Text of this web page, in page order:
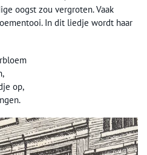
oogst zou vergroten. Vaak
In dit liedje wordt haar
op,